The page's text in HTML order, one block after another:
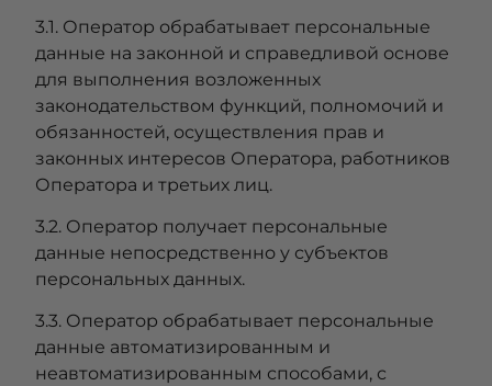
3.1. Оператор обрабатывает персональные
данные на законной и справедливой основе
для выполнения возложенных
законодательством функций, полномочий и
обязанностей, осуществления прав и
законных интересов Оператора, работников
Оператора и третьих лиц.
3.2. Оператор получает персональные
данные непосредственно у субъектов
персональных данных.
3.3. Оператор обрабатывает персональные
данные автоматизированным и
неавтоматизированным способами, с